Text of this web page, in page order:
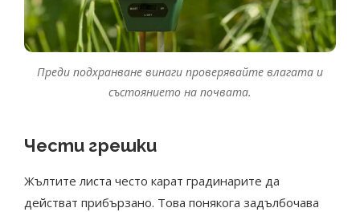
Преди подхранване винаги проверявайте влагата и
състоянието на почвата.
Чести грешки
Жълтите листа често карат градинарите да
действат прибързано. Това понякога задълбочава